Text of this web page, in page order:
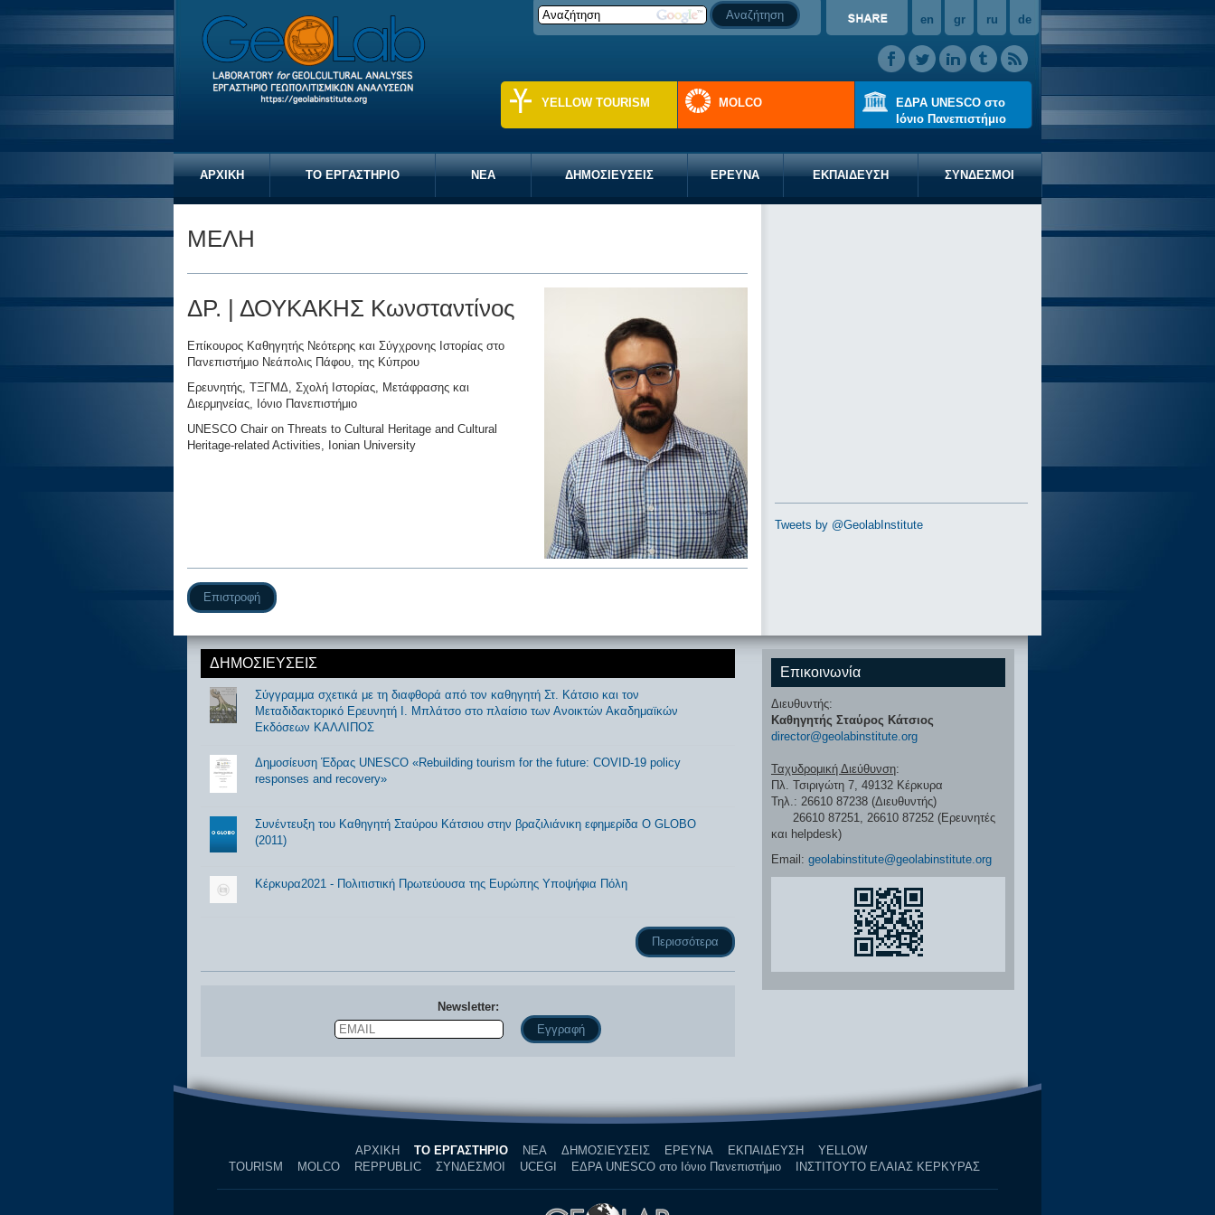
en gr ru de
ΑΡΧΙΚΗ ΤΟ ΕΡΓΑΣΤΗΡΙΟ ΝΕΑ ΔΗΜΟΣΙΕΥΣΕΙΣ ΕΡΕΥΝΑ ΕΚΠΑΙΔΕΥΣΗ ΣΥΝΔΕΣΜΟΙ
YELLOW TOURISM MOLCO
ΕΔΡΑ UNESCO στο
Ιόνιο Πανεπιστήμιο
ΜΕΛΗ
ΔΡ. | ΔΟΥΚΑΚΗΣ Κωνσταντίνος
Επίκουρος Καθηγητής Νεότερης και Σύγχρονης Ιστορίας στο
Πανεπιστήμιο Νεάπολις Πάφου, της Κύπρου
Ερευνητής, ΤΞΓΜΔ, Σχολή Ιστορίας, Μετάφρασης και
Διερμηνείας, Ιόνιο Πανεπιστήμιο
UNESCO Chair on Threats to Cultural Heritage and Cultural
Heritage-related Activities, Ionian University
Επιστροφή
Tweets by @GeolabInstitute
ΔΗΜΟΣΙΕΥΣΕΙΣ
Σύγγραμμα σχετικά με τη διαφθορά από τον καθηγητή Στ. Κάτσιο και τον
Μεταδιδακτορικό Ερευνητή Ι. Μπλάτσο στο πλαίσιο των Ανοικτών Ακαδημαϊκών
Εκδόσεων ΚΑΛΛΙΠΟΣ
Δημοσίευση Έδρας UNESCO «Rebuilding tourism for the future: COVID-19 policy
responses and recovery»
Συνέντευξη του Καθηγητή Σταύρου Κάτσιου στην βραζιλιάνικη εφημερίδα O GLOBO
(2011)
Κέρκυρα2021 - Πολιτιστική Πρωτεύουσα της Ευρώπης Υποψήφια Πόλη
Περισσότερα
Newsletter:
Email
Name
Επικοινωνία
Διευθυντής:
Καθηγητής Σταύρος Κάτσιος
director@geolabinstitute.org
Ταχυδρομική Διεύθυνση:
Πλ. Τσιριγώτη 7, 49132 Κέρκυρα
Τηλ.: 26610 87238 (Διευθυντής)
26610 87251, 26610 87252 (Ερευνητές
και helpdesk)
Email: geolabinstitute@geolabinstitute.org
ΑΡΧΙΚΗ ΤΟ ΕΡΓΑΣΤΗΡΙΟ ΝΕΑ ΔΗΜΟΣΙΕΥΣΕΙΣ ΕΡΕΥΝΑ ΕΚΠΑΙΔΕΥΣΗ
YELLOW
TOURISM
MOLCO REPPUBLIC ΣΥΝΔΕΣΜΟΙ UCEGI ΕΔΡΑ UNESCO στο Ιόνιο Πανεπιστήμιο ΙΝΣΤΙΤΟΥΤΟ ΕΛΑΙΑΣ ΚΕΡΚΥΡΑΣ